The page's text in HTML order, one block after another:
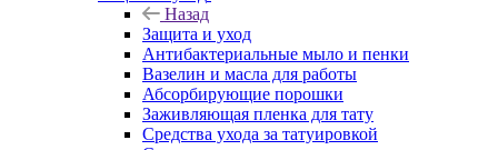
Назад
Защита и уход
Антибактериальные мыло и пенки
Вазелин и масла для работы
Абсорбирующие порошки
Заживляющая пленка для тату
Средства ухода за татуировкой